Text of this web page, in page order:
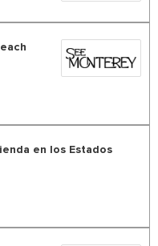
en los Estados